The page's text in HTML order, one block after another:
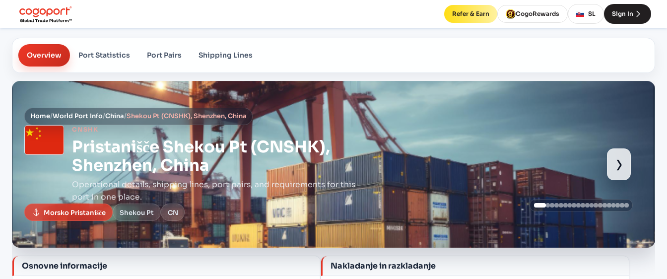
Refer & Earn CogoRewards SL Sign In
Overview Port Statistics Port Pairs Shipping Lines
Home/World Port Info/China/Shekou Pt (CNSHK), Shenzhen, China
CNSHK
PristaniščeShekou Pt (CNSHK),
Shenzhen, China
Operational details, shipping lines, port pairs, and requirements for this
port in one place.
Morsko Pristanišče Shekou Pt CN
›
Osnovne informacije Nakladanje in razkladanje